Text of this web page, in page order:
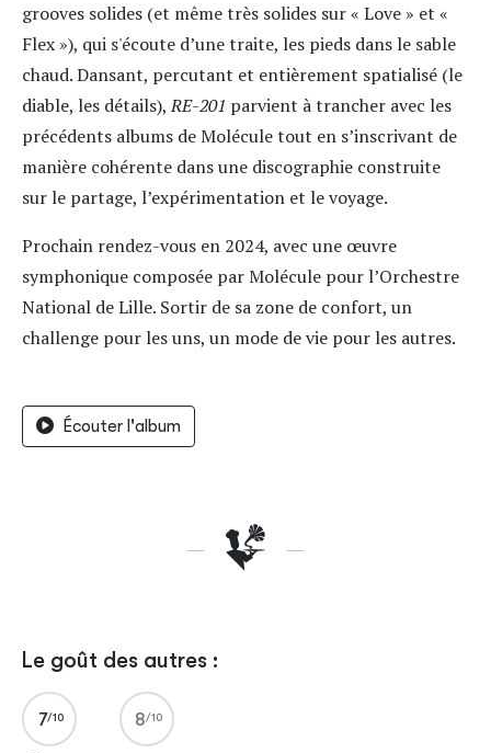
grooves solides (et même très solides sur « Love » et «
Flex »), qui s'écoute d’une traite, les pieds dans le sable
chaud. Dansant, percutant et entièrement spatialisé (le
diable, les détails),RE-201 parvient à trancher avec les
précédents albums de Molécule tout en s’inscrivant de
manière cohérente dans une discographie construite
sur le partage, l’expérimentation et le voyage.
Prochain rendez-vous en 2024, avec une œuvre
symphonique composée par Molécule pour l’Orchestre
National de Lille. Sortir de sa zone de confort, un
challenge pour les uns, un mode de vie pour les autres.
Écouter l'album
Le goût des autres :
7 8